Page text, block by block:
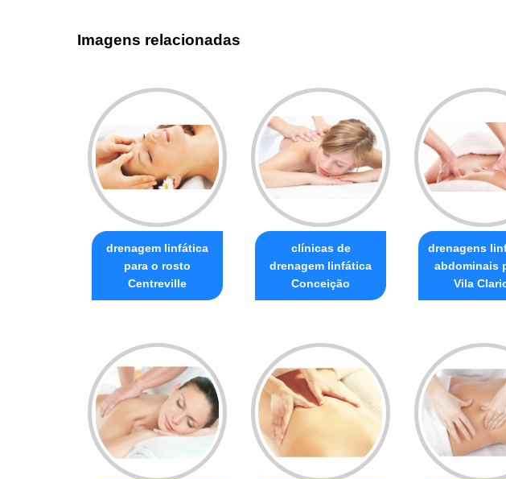
Imagens relacionadas
drenagem linfática
para o rosto
Centreville
clínicas de
drenagem linfática
Conceição
drenagens
abdominais
Vila